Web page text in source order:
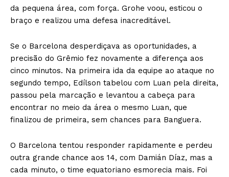
da pequena área, com força. Grohe voou, esticou o
braço e realizou uma defesa inacreditável.
Se o Barcelona desperdiçava as oportunidades, a
precisão do Grêmio fez novamente a diferença aos
cinco minutos. Na primeira ida da equipe ao ataque no
segundo tempo, Edílson tabelou com Luan pela direita,
passou pela marcação e levantou a cabeça para
encontrar no meio da área o mesmo Luan, que
finalizou de primeira, sem chances para Banguera.
O Barcelona tentou responder rapidamente e perdeu
outra grande chance aos 14, com Damián Díaz, mas a
cada minuto, o time equatoriano esmorecia mais. Foi